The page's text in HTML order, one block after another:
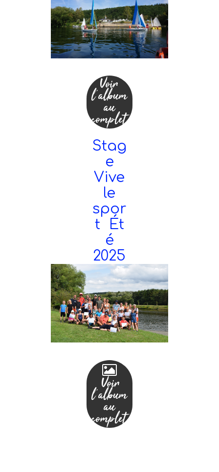
Voir
l'album
au
complet
Stag
e
Vive
le
spor
t Ét
é
2025

Voir
l'album
au
complet